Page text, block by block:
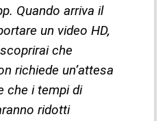
Quando arriva il
un video HD,
che
richiede un’attesa
che i tempi di
ridotti